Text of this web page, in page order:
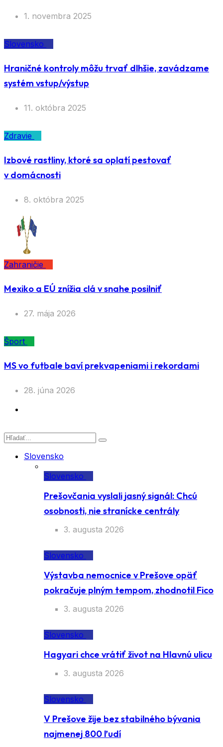
1. novembra 2025
Slovensko
Hraničné kontroly môžu trvať dlhšie, zavádzame
systém vstup/výstup
11. októbra 2025
Zdravie
Izbové rastliny, ktoré sa oplatí pestovať
v domácnosti
8. októbra 2025
Zahraničie
Mexiko a EÚ znížia clá v snahe posilniť
27. mája 2026
Šport
MS vo futbale baví prekvapeniami i rekordami
28. júna 2026
Slovensko
Slovensko
Prešovčania vyslali jasný signál: Chcú
osobnosti, nie stranícke centrály
3. augusta 2026
Slovensko
Výstavba nemocnice v Prešove opäť
pokračuje plným tempom, zhodnotil Fico
3. augusta 2026
Slovensko
Hagyari chce vrátiť život na Hlavnú ulicu
3. augusta 2026
Slovensko
V Prešove žije bez stabilného bývania
najmenej 800 ľudí